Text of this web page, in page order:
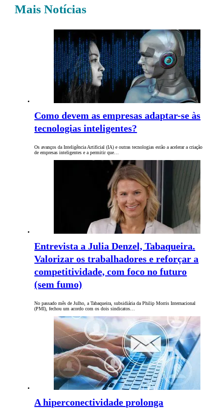
Mais Notícias
Como devem as empresas adaptar-se às
tecnologias inteligentes?
Os avanços da Inteligência Artificial (IA) e outras tecnologias estão a acelerar a criação
de empresas inteligentes e a permitir que…
Entrevista a Julia Denzel, Tabaqueira.
Valorizar os trabalhadores e reforçar a
competitividade, com foco no futuro
(sem fumo)
No passado mês de Julho, a Tabaqueira, subsidiária da Philip Morris Internacional
(PMI), fechou um acordo com os dois sindicatos…
A hiperconectividade prolonga